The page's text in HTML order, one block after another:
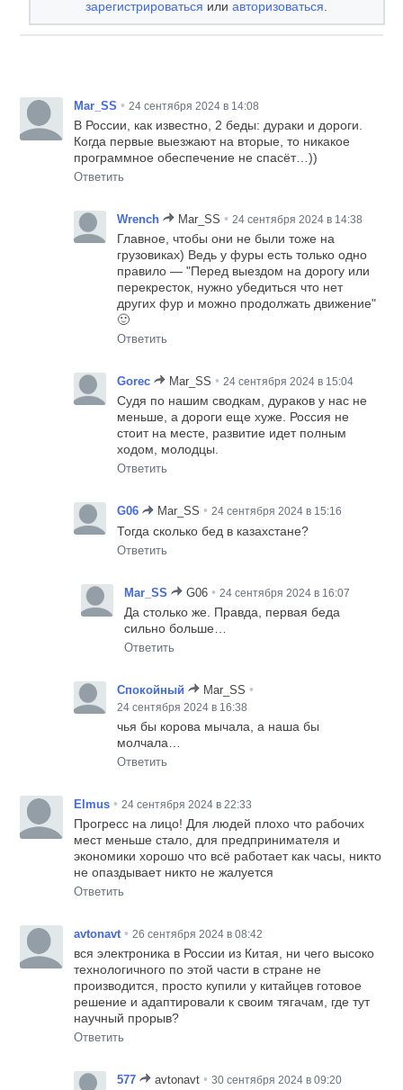
зарегистрироваться илиавторизоваться.
Mar_SS • 24 сентября 2024 в 14:08
В России, как известно, 2 беды: дураки и дороги.
Когда первые выезжают на вторые, то никакое
программное обеспечение не спасёт…))
Ответить
Wrench Mar_SS • 24 сентября 2024 в 14:38
Главное, чтобы они не были тоже на
грузовиках) Ведь у фуры есть только одно
правило — "Перед выездом на дорогу или
перекресток, нужно убедиться что нет
других фур и можно продолжать движение"
🙂
Ответить
Gorec Mar_SS • 24 сентября 2024 в 15:04
Судя по нашим сводкам, дураков у нас не
меньше, а дороги еще хуже. Россия не
стоит на месте, развитие идет полным
ходом, молодцы.
Ответить
G06 Mar_SS • 24 сентября 2024 в 15:16
Тогда сколько бед в казахстане?
Ответить
Mar_SS G06 • 24 сентября 2024 в 16:07
Да столько же. Правда, первая беда
сильно больше…
Ответить
Спокойный Mar_SS •
24 сентября 2024 в 16:38
чья бы корова мычала, а наша бы
молчала…
Ответить
Elmus • 24 сентября 2024 в 22:33
Прогресс на лицо! Для людей плохо что рабочих
мест меньше стало, для предпринимателя и
экономики хорошо что всё работает как часы, никто
не опаздывает никто не жалуется
Ответить
avtonavt • 26 сентября 2024 в 08:42
вся электроника в России из Китая, ни чего высоко
технологичного по этой части в стране не
производится, просто купили у китайцев готовое
решение и адаптировали к своим тягачам, где тут
научный прорыв?
Ответить
577 avtonavt • 30 сентября 2024 в 09:20